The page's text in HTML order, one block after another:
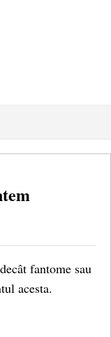
fantome sau
acesta.